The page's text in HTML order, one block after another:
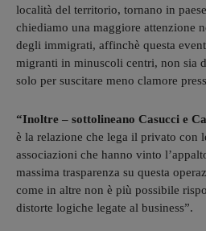
località del territorio, tornano in
chiediamo una maggiore attenzione
degli immigrati, affinchè questa
migranti in minuscoli centri, non sia
solo per suscitare meno clamore
“Inoltre – sottolineano Casucci e
è la relazione che lega il privato con
associazioni che hanno vinto
massima trasparenza su questa
come in altre non è più possibile
distorte logiche legate al business”.